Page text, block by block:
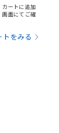
カートに追加
面にてご確
トをみる